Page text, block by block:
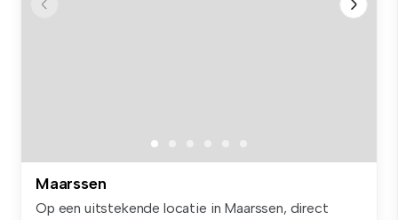
Maarssen
Op een uitstekende locatie in Maarssen, direct